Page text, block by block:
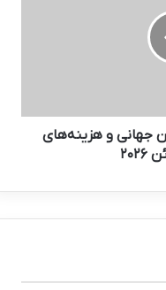
جهانی و هزینه‌های